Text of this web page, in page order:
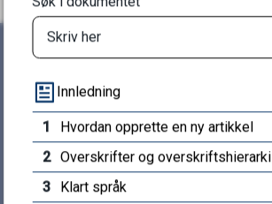
-
T
e
e
her:
Midt-Telemark kommune
Bøgata 67, 3800 Bø i Telemark
Postboks 83, 3833 Bø i Telemark
Innledning
1
Hvordan opprette en ny artikkel
2
Overskrifter og overskriftshierarki
3
Klart språk